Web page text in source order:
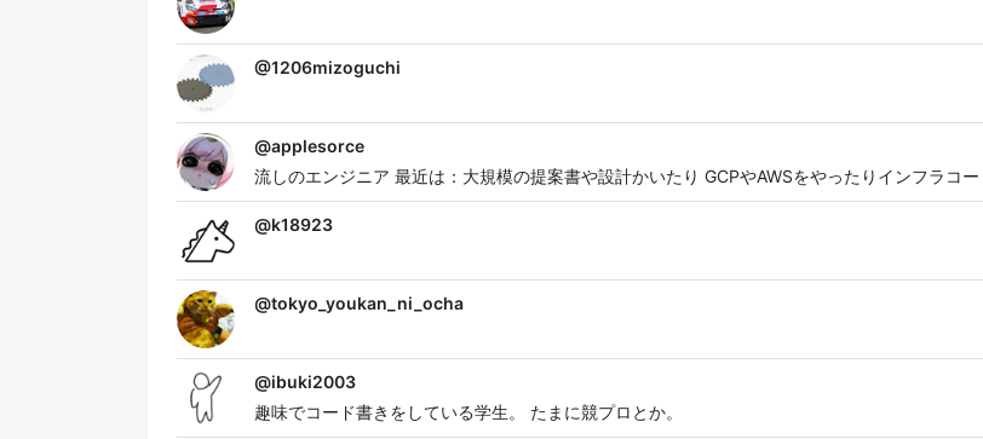
@1206mizoguchi
@applesorce
流しのエンジニア 最近は：大規模の提案書や設計かいたり GCPやAWSをやったりインフラコ
@k18923
@tokyo_youkan_ni_ocha
@ibuki2003
趣味でコード書きをしている学生。 たまに競プロとか。